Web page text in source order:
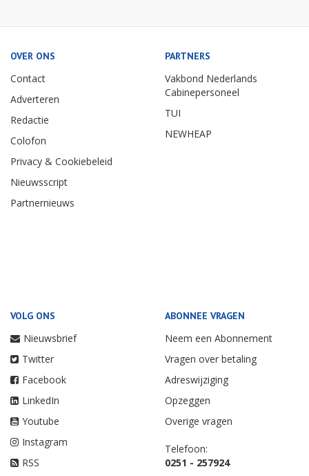
OVER ONS
Contact
Adverteren
Redactie
Colofon
Privacy & Cookiebeleid
Nieuwsscript
Partnernieuws
PARTNERS
Vakbond Nederlands
Cabinepersoneel
TUI
NEWHEAP
VOLG ONS
Nieuwsbrief
Twitter
Facebook
LinkedIn
Youtube
Instagram
RSS
ABONNEE VRAGEN
Neem een Abonnement
Vragen over betaling
Adreswijziging
Opzeggen
Overige vragen
Telefoon:
0251 - 257924